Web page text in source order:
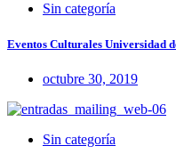
Sin categoría
Eventos Culturales Universidad
octubre 30, 2019
Sin categoría